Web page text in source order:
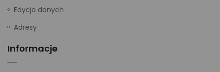
Edycja danych
Adresy
Informacje